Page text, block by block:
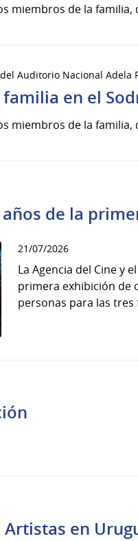
miembros de la
Auditorio Nacional Adela
en el
miembros de la
de la
21/07/2026
La Agencia del Cine y
primera exhibición de
personas para las tres
Artistas en